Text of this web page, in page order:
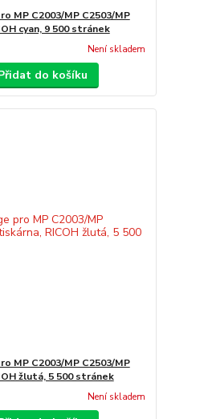
MP C2003/MP C2503/MP
cyan, 9 500 stránek
Není skladem
do košíku
MP C2003/MP C2503/MP
žlutá, 5 500 stránek
Není skladem